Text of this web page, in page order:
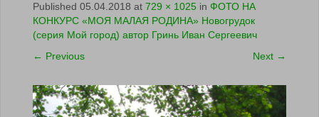
Published 05.04.2018 at 729 × 1025 in ФОТО НА
КОНКУРС «МОЯ МАЛАЯ РОДИНА» Новогрудок
(серия Мой город) автор Гринь Иван Сергеевич
← Previous Next →